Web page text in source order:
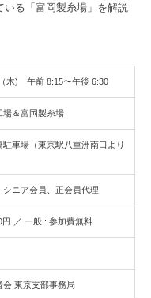
る「富岡製糸場」を解説
木) 午前 8:15〜午後 6:30
場＆富岡製糸場
車場（東京駅八重洲南口より
ニア会員、正会員代理
／ 一般 : 参加費無料
会 東京支部事務局